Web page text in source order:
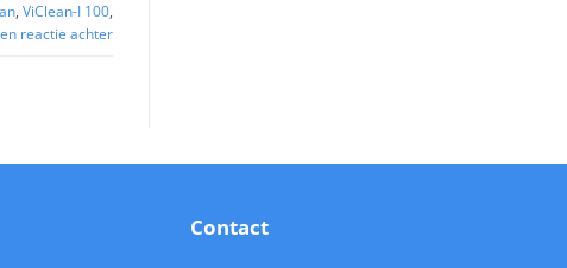
, ViClean-I 100,
reactie achter
Contact